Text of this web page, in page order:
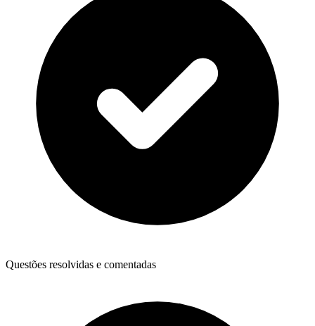
Questões resolvidas e comentadas